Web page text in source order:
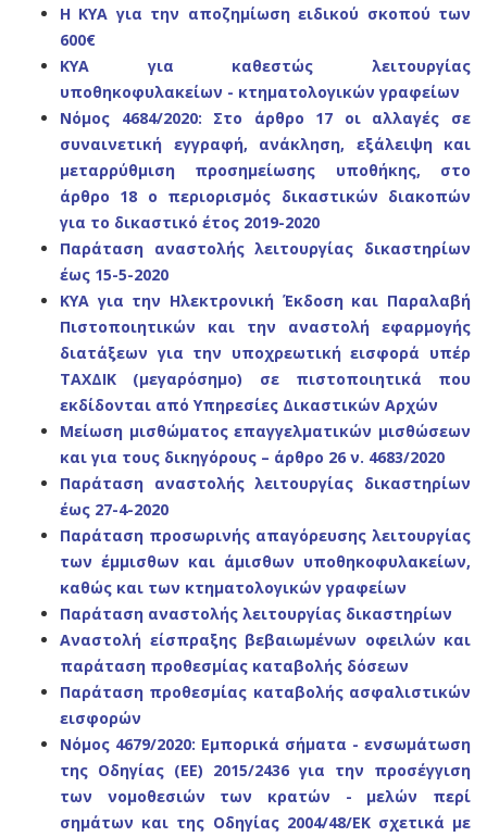
Η ΚΥΑ για την αποζημίωση ειδικού σκοπού των
600€
ΚΥΑ για καθεστώς λειτουργίας
υποθηκοφυλακείων - κτηματολογικών γραφείων
Νόμος 4684/2020: Στο άρθρο 17 οι αλλαγές σε
συναινετική εγγραφή, ανάκληση, εξάλειψη και
μεταρρύθμιση προσημείωσης υποθήκης, στο
άρθρο 18 ο περιορισμός δικαστικών διακοπών
για το δικαστικό έτος 2019-2020
Παράταση αναστολής λειτουργίας δικαστηρίων
έως 15-5-2020
ΚΥΑ για την Ηλεκτρονική Έκδοση και Παραλαβή
Πιστοποιητικών και την αναστολή εφαρμογής
διατάξεων για την υποχρεωτική εισφορά υπέρ
ΤΑΧΔΙΚ (μεγαρόσημο) σε πιστοποιητικά που
εκδίδονται από Υπηρεσίες Δικαστικών Αρχών
Μείωση μισθώματος επαγγελματικών μισθώσεων
και για τους δικηγόρους – άρθρο 26 ν. 4683/2020
Παράταση αναστολής λειτουργίας δικαστηρίων
έως 27-4-2020
Παράταση προσωρινής απαγόρευσης λειτουργίας
των έμμισθων και άμισθων υποθηκοφυλακείων,
καθώς και των κτηματολογικών γραφείων
Παράταση αναστολής λειτουργίας δικαστηρίων
Αναστολή είσπραξης βεβαιωμένων οφειλών και
παράταση προθεσμίας καταβολής δόσεων
Παράταση προθεσμίας καταβολής ασφαλιστικών
εισφορών
Νόμος 4679/2020: Εμπορικά σήματα - ενσωμάτωση
της Οδηγίας (ΕΕ) 2015/2436 για την προσέγγιση
των νομοθεσιών των κρατών - μελών περί
σημάτων και της Οδηγίας 2004/48/ΕΚ σχετικά με